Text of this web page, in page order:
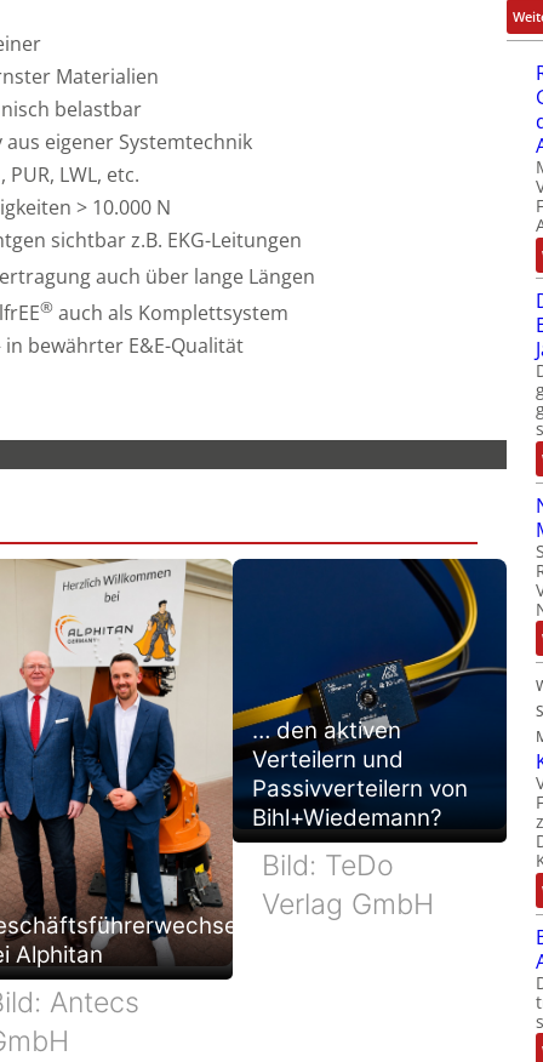
Materialien
belastbar
aus eigener Systemtechnik
LWL, etc.
> 10.000 N
sichtbar z.B. EKG-Leitungen
auch über lange Längen
® auch als Komplettsystem
bewährter E&E-Qualität
Alphitan
Antecs
… den aktiven
Verteilern und
Passivverteilern von
Bihl+Wiedemann?
Bild: TeDo
Verlag GmbH